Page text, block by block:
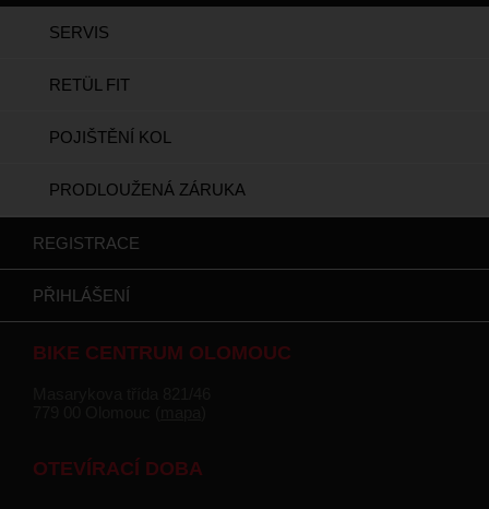
SERVIS
RETÜL FIT
POJIŠTĚNÍ KOL
PRODLOUŽENÁ ZÁRUKA
REGISTRACE
PŘIHLÁŠENÍ
BIKE CENTRUM OLOMOUC
OTEVÍRACÍ DOBA